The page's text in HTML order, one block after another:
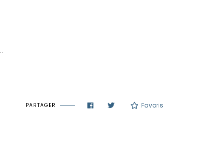
PARTAGER Favoris